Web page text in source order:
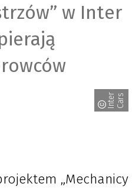
w Inter
I
n
t
e
r
C
a
r s
„Mechanicy